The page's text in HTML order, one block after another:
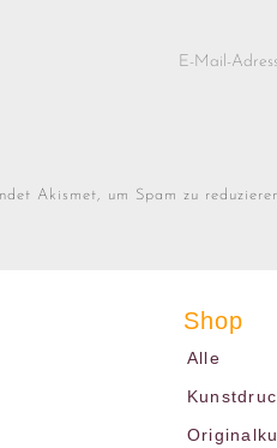
Akismet, um Spam zu
Shop
Alle